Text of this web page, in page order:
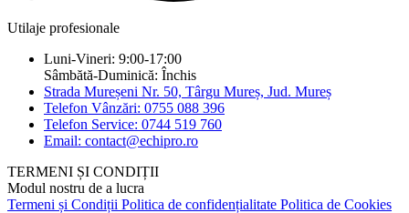
Utilaje profesionale
Luni-Vineri: 9:00-17:00
Sâmbătă-Duminică: Închis
Strada Mureșeni Nr. 50, Târgu Mureș, Jud. Mureș
Telefon Vânzări: 0755 088 396
Telefon Service: 0744 519 760
Email: contact@echipro.ro
TERMENI ȘI CONDIȚII
Modul nostru de a lucra
Termeni și Condiții Politica de confidențialitate Politica de Cookies